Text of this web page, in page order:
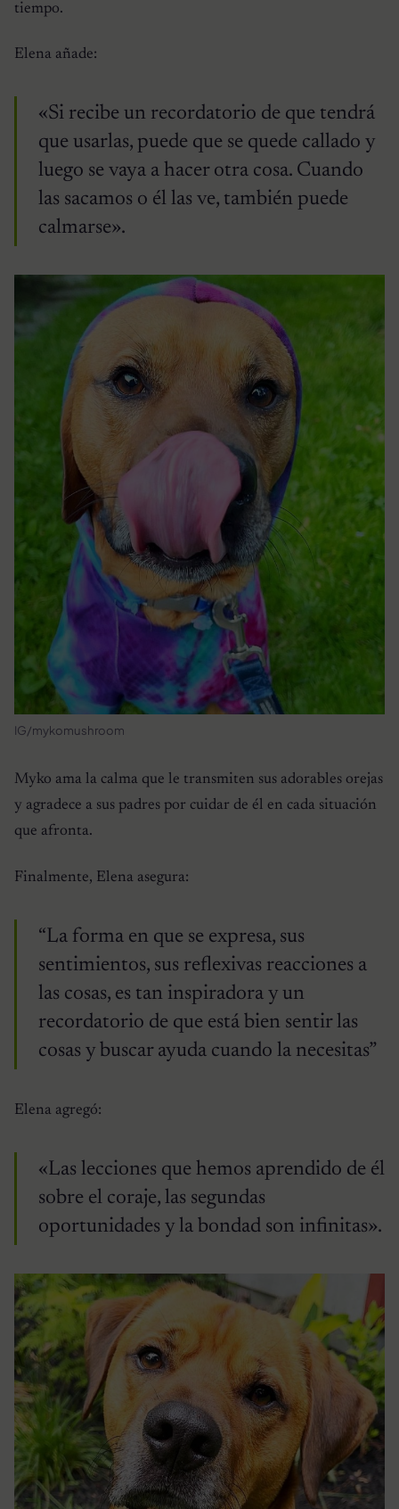
tiempo.
Elena añade:
«Si recibe un recordatorio de que tendrá
que usarlas, puede que se quede callado y
luego se vaya a hacer otra cosa. Cuando
las sacamos o él las ve, también puede
calmarse».
IG/mykomushroom
Myko ama la calma que le transmiten sus adorables orejas
y agradece a sus padres por cuidar de él en cada situación
que afronta.
Finalmente, Elena asegura:
“La forma en que se expresa, sus
sentimientos, sus reflexivas reacciones a
las cosas, es tan inspiradora y un
recordatorio de que está bien sentir las
cosas y buscar ayuda cuando la necesitas”
Elena agregó:
«Las lecciones que hemos aprendido de él
sobre el coraje, las segundas
oportunidades y la bondad son infinitas».